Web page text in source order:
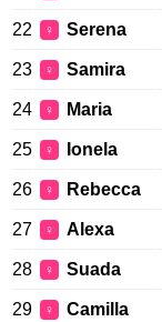
22 ♀ Serena
23 ♀ Samira
24 ♀ Maria
25 ♀ Ionela
26 ♀ Rebecca
27 ♀ Alexa
28 ♀ Suada
29 ♀ Camilla